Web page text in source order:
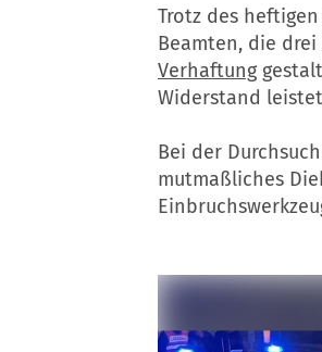
Trotz des
Beamten, die
Verhaftung
Widerstand
Bei der
mutmaßliches